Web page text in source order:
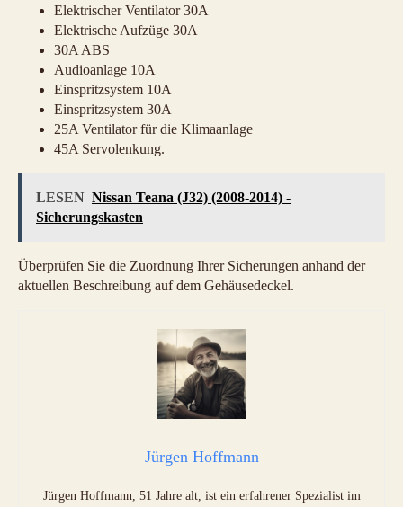
Elektrischer Ventilator 30A
Elektrische Aufzüge 30A
30A ABS
Audioanlage 10A
Einspritzsystem 10A
Einspritzsystem 30A
25A Ventilator für die Klimaanlage
45A Servolenkung.
LESEN Nissan Teana (J32) (2008-2014) -
Sicherungskasten
Überprüfen Sie die Zuordnung Ihrer Sicherungen anhand der
aktuellen Beschreibung auf dem Gehäusedeckel.
Jürgen Hoffmann
Jürgen Hoffmann, 51 Jahre alt, ist ein erfahrener Spezialist im